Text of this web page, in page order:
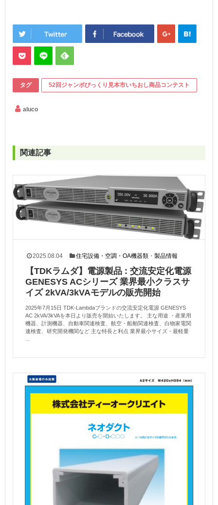
タグ 52回ジャンボびっくり見本市いちおし商品コンテスト
aluco
関連記事
2025.08.04 住宅設備・空調・OA機器類 ・製品情報
【TDKラムダ】電源製品 : 交流安定化電源
GENESYS ACシリーズ 業界最小クラスサ
イズ 2kVA/3kVAモデルの販売開始
2025年7月15日 TDK-Lambdaブランドの交流安定化電源 GENESYS
AC 2kVA/3kVAを本日より販売を開始いたします。 主な用途 ・産業用
機器、計測機器、自動車関連検査、航空・船舶関連検査、白物家電関
連検査、研究開発機関など 主な特長と利点 業界最小サイズ・最軽量
...